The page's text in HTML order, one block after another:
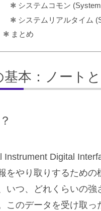
システムコモン
システムリアルタイム
まとめ
基本：ノート
Instrument Digital
をやり取りするための
いつ、どれくらいの
このデータを受け取